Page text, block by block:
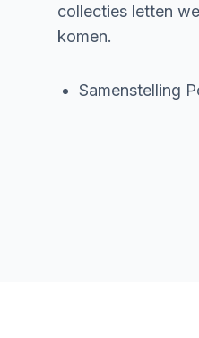
collecties letten
komen.
Samenstelling